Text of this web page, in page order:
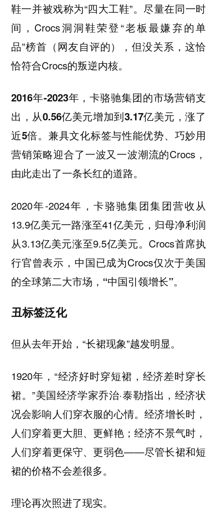
鞋一并被戏称为“四大工鞋”。尽量在同一时
间，Crocs洞洞鞋荣登“老板最嫌弃的单
品”榜首（网友自评的），但没关系，这恰
恰符合Crocs的叛逆内核。
2016年-2023年，卡骆驰集团的市场营销支
出，从0.56亿美元增加到3.17亿美元，涨了
近5倍。 兼具文化标签与性能优势、巧妙用
营销策略迎合了一波又一波潮流的Crocs，
由此走出了一条长红的道路。
2020年-2024年，卡骆驰集团集团营收从
13.9亿美元一路涨至41亿美元，归母净利润
从3.13亿美元涨至9.5亿美元。Crocs首席执
行官曾表示，中国已成为Crocs仅次于美国
的全球第二大市场， “中国引领增长”。
丑标签泛化
但从去年开始，“长裙现象”越发明显。
1920年，“经济好时穿短裙，经济差时穿长
裙。”美国经济学家乔治·泰勒指出，经济状
况会影响人们穿衣服的心情。经济增长时，
人们穿着更大胆、更鲜艳；经济不景气时，
人们穿着更保守、更弱色——尽管长裙和短
裙的价格不会差很多。
理论再次照进了现实。